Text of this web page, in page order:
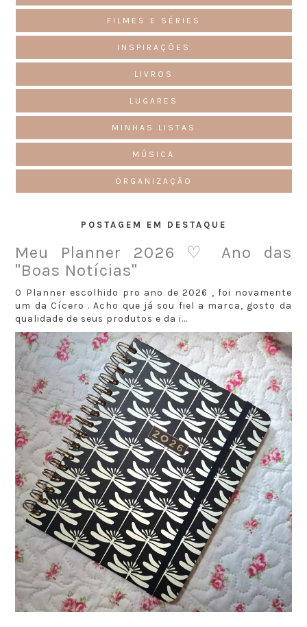
FILMES E SÉRIES
INSPIRAÇÕES
LIVROS
LUGARES
MINHAS LISTAS
MÚSICA
ORGANIZAÇÃO
POSTAGEM EM DESTAQUE
Meu Planner 2026 ♡ Ano das
"Boas Notícias"
O Planner escolhido pro ano de 2026 , foi novamente
um da Cícero . Acho que já sou fiel a marca, gosto da
qualidade de seus produtos e da i...